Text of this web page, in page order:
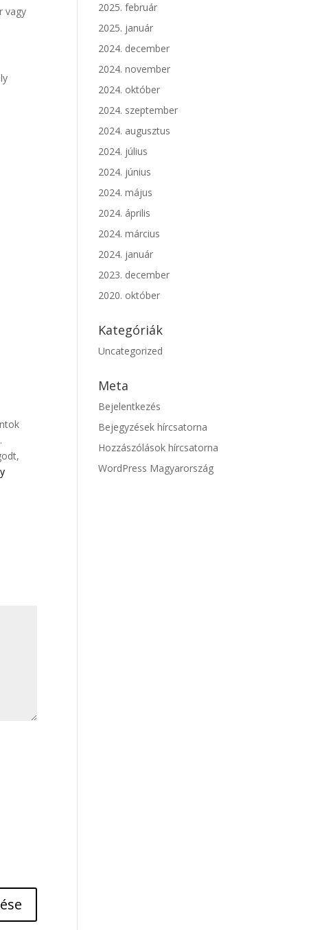
vagy
2025. február
2025. január
2024. december
2024. november
2024. október
2024. szeptember
2024. augusztus
2024. július
2024. június
2024. május
2024. április
2024. március
2024. január
2023. december
2020. október
Kategóriák
Uncategorized
Meta
Bejelentkezés
Bejegyzések hírcsatorna
Hozzászólások hírcsatorna
WordPress Magyarország